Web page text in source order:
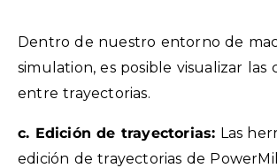
Dentro de nuestro entorno de
simulation, es posible visualizar las
entre trayectorias.
c. Edición de trayectorias: Las
edición de trayectorias de